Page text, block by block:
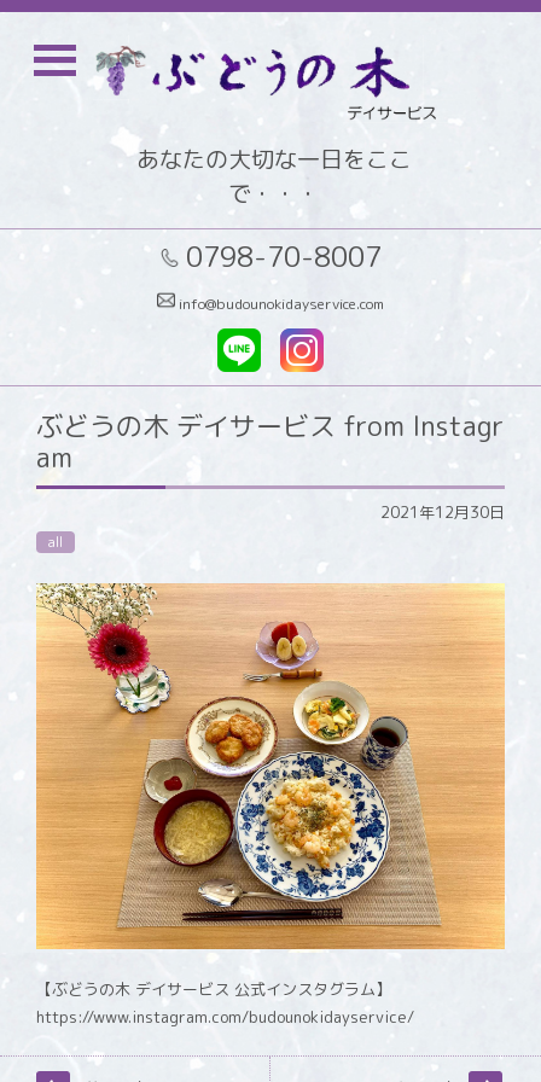
あなたの大切な一日をここ
で・・・
0798-70-8007
info@budounokidayservice.com
ぶどうの木 デイサービス from Instagr
am
2021年12月30日
all
【ぶどうの木 デイサービス 公式インスタグラム】
https://www.instagram.com/budounokidayservice/